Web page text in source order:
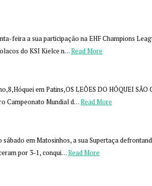
feira a sua participação na EHF Champions
do KSI Kielce n…Read More
em Patins,OS LEÕES DO HÓQUEI SÃO
Campeonato Mundial d…Read More
em Matosinhos, a sua Supertaça
por 3-1, conqui…Read More